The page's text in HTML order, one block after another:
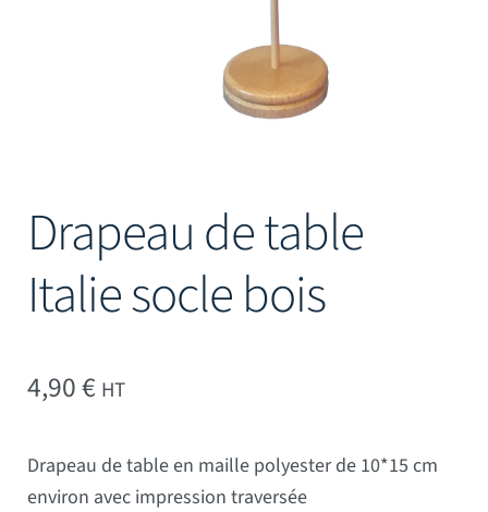
Drapeau de table
Italie socle bois
4,90€ HT
Drapeau de table en maille polyester de 10*15 cm
environ avec impression traversée